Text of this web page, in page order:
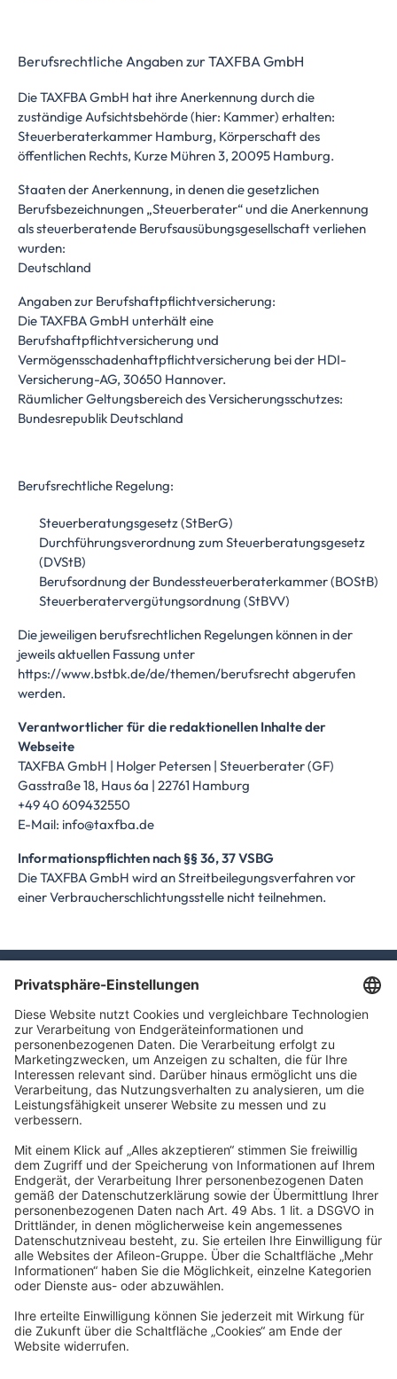
Berufsrechtliche Angaben zur TAXFBA GmbH
Die TAXFBA GmbH hat ihre Anerkennung durch die
zuständige Aufsichtsbehörde (hier: Kammer) erhalten:
Steuerberaterkammer Hamburg, Körperschaft des
öffentlichen Rechts, Kurze Mühren 3, 20095 Hamburg.
Staaten der Anerkennung, in denen die gesetzlichen
Berufsbezeichnungen „Steuerberater“ und die Anerkennung
als steuerberatende Berufsausübungsgesellschaft verliehen
wurden:
Deutschland
Angaben zur Berufshaftpflichtversicherung:
Die TAXFBA GmbH unterhält eine
Berufshaftpflichtversicherung und
Vermögensschadenhaftpflichtversicherung bei der HDI-
Versicherung-AG, 30650 Hannover.
Räumlicher Geltungsbereich des Versicherungsschutzes:
Bundesrepublik Deutschland
Berufsrechtliche Regelung:
Steuerberatungsgesetz (StBerG)
Durchführungsverordnung zum Steuerberatungsgesetz
(DVStB)
Berufsordnung der Bundessteuerberaterkammer (BOStB)
Steuerberatervergütungsordnung (StBVV)
Die jeweiligen berufsrechtlichen Regelungen können in der
jeweils aktuellen Fassung unter
https://www.bstbk.de/de/themen/berufsrechtabgerufen
werden.
Verantwortlicher für die redaktionellen Inhalte der
Webseite
TAXFBA GmbH | Holger Petersen | Steuerberater (GF)
Gasstraße 18, Haus 6a | 22761 Hamburg
+49 40 609432550
E-Mail: info@taxfba.de
Informationspflichten nach §§ 36, 37 VSBG
Die TAXFBA GmbH wird an Streitbeilegungsverfahren vor
einer Verbraucherschlichtungsstelle nicht teilnehmen.
TAXFBA GmbH
Gasstraße 18, Haus 6a
22761 Hamburg
info@taxfba.de
Impressum
Datenschutz
Barrierefreiheit
Cookies